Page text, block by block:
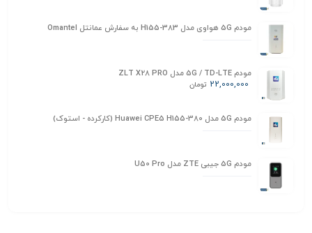
مودم 5G هواوی مدل H155-383 به سفارش عمانتل Omantel
مودم 5G / TD-LTE مدل ZLT X28 PRO
22,000,000 تومان
مودم 5G مدل Huawei CPE5 H155-380 (کارکرده - استوک)
مودم 5G جیبی ZTE مدل U50 Pro